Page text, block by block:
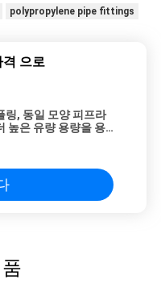
polypropylene pipe fittings
격 으로
링, 동일 모양 피프라
높은 유량 용량을 용접